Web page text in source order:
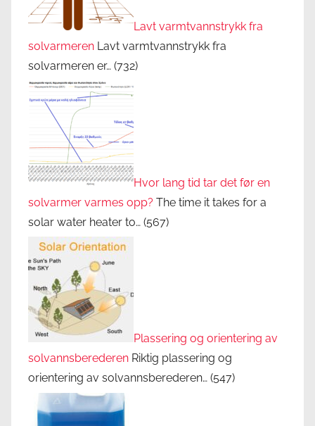
Lavt varmtvannstrykk fra
solvarmeren Lavt varmtvannstrykk fra
solvarmeren er… (732)
Hvor lang tid tar det før en
solvarmer varmes opp? The time it takes for a
solar water heater to… (567)
Plassering og orientering av
solvannsberederen Riktig plassering og
orientering av solvannsberederen… (547)